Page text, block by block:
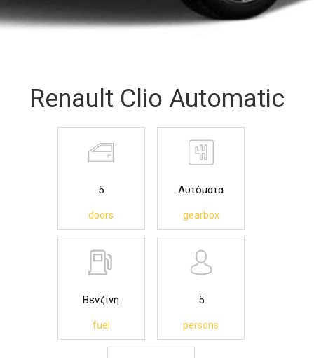
Renault Clio Automatic
5
doors
Αυτόματα
gearbox
Βενζίνη
fuel
5
persons